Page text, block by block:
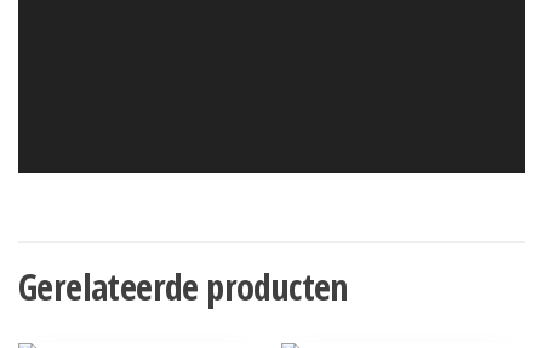
Gerelateerde producten